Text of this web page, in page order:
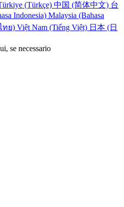
(Türkçe) 中国 (简体中文) 台
Indonesia) Malaysia (Bahasa
ทย) Việt Nam (Tiếng Việt) 日本 (日
se necessario